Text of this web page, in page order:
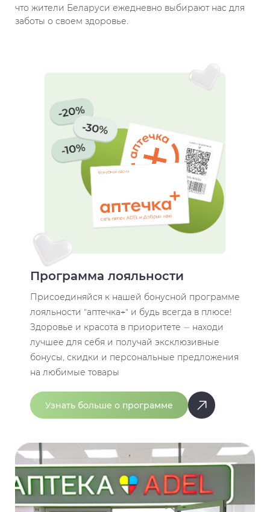
что жители Беларуси ежедневно выбирают нас для
заботы о своем здоровье.
Программа лояльности
Присоединяйся к нашей бонусной программе
лояльности "аптечка+" и будь всегда в плюсе!
Здоровье и красота в приоритете — находи
лучшее для себя и получай эксклюзивные
бонусы, скидки и персональные предложения
на любимые товары
Узнать больше о программе